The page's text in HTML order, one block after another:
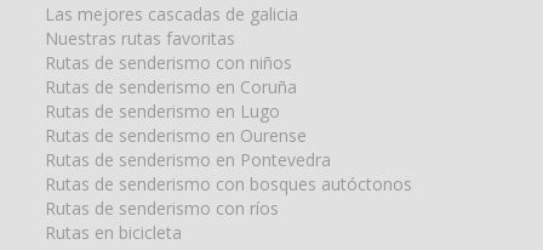
Las mejores cascadas de galicia
Nuestras rutas favoritas
Rutas de senderismo con niños
Rutas de senderismo en Coruña
Rutas de senderismo en Lugo
Rutas de senderismo en Ourense
Rutas de senderismo en Pontevedra
Rutas de senderismo con bosques autóctonos
Rutas de senderismo con ríos
Rutas en bicicleta